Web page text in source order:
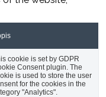
cookie is set by GDPR
Consent plugin. The
is used to store the user
for the cookies in the
"Analytics".